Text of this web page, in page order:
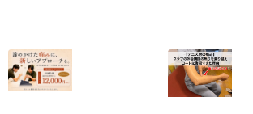
【有痛性外脛骨】
小6から続いた足
の内側の痛みが和
らいだ20代女性
クライミングで肘
の内側が痛い｜
2025年度日本代
表・平野夏海選手